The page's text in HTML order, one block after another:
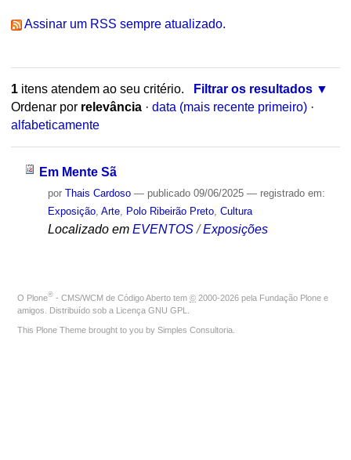
Assinar um RSS sempre atualizado.
1itens atendem ao seu critério.
Filtrar os resultados
Ordenar por relevância · data (mais recente primeiro) ·
alfabeticamente
Em Mente Sã
por Thais Cardoso — publicado09/06/2025 — registrado em:
Exposição, Arte, Polo Ribeirão Preto, Cultura
Localizado em EVENTOS /Exposições
O Plone® - CMS/WCM de Código Aberto tem © 2000-2026 pela Fundação Plone e
amigos. Distribuído sob a Licença GNU GPL
This Plone Theme brought to you by Simples Consultoria